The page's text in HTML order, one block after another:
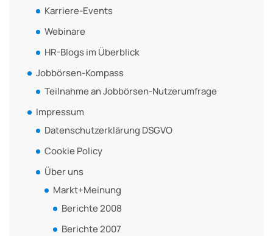
Karriere-Events
Webinare
HR-Blogs im Überblick
Jobbörsen-Kompass
Teilnahme an Jobbörsen-Nutzerumfrage
Impressum
Datenschutzerklärung DSGVO
Cookie Policy
Über uns
Markt+Meinung
Berichte 2008
Berichte 2007